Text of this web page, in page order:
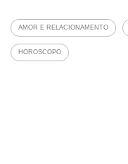
AMOR E RELACIONAMENTO
HOROSCOPO